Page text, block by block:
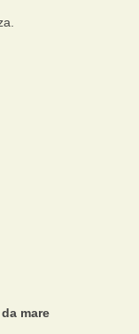
mare